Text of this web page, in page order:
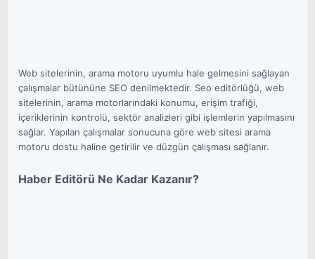
Web sitelerinin, arama motoru uyumlu hale gelmesini sağlayan
çalışmalar bütününe SEO denilmektedir. Seo editörlüğü, web
sitelerinin, arama motorlarındaki konumu, erişim trafiği,
içeriklerinin kontrolü, sektör analizleri gibi işlemlerin yapılmasını
sağlar. Yapılan çalışmalar sonucuna göre web sitesi arama
motoru dostu haline getirilir ve düzgün çalışması sağlanır.
Haber Editörü Ne Kadar Kazanır?